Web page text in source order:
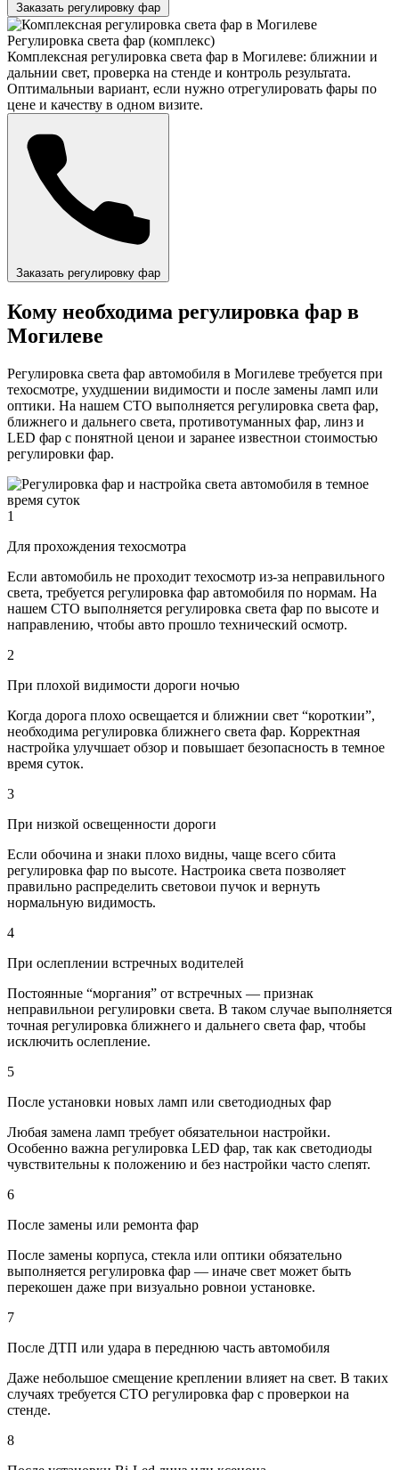
Заказать регулировку фар
Регулировка света фар (комплекс)
Комплексная регулировка света фар в Могилеве: ближнии и
дальнии свет, проверка на стенде и контроль результата.
Оптимальныи вариант, если нужно отрегулировать фары по
цене и качеству в одном визите.
Заказать регулировку фар
Кому необходима регулировка фар в
Могилеве
Регулировка света фар автомобиля в Могилеве требуется при
техосмотре, ухудшении видимости и после замены ламп или
оптики. На нашем СТО выполняется регулировка света фар,
ближнего и дальнего света, противотуманных фар, линз и
LED фар с понятной ценои и заранее известнои стоимостью
регулировки фар.
1
Для прохождения техосмотра
Если автомобиль не проходит техосмотр из-за неправильного
света, требуется регулировка фар автомобиля по нормам. На
нашем СТО выполняется регулировка света фар по высоте и
направлению, чтобы авто прошло технический осмотр.
2
При плохой видимости дороги ночью
Когда дорога плохо освещается и ближнии свет “короткии”,
необходима регулировка ближнего света фар. Корректная
настройка улучшает обзор и повышает безопасность в темное
время суток.
3
При низкой освещенности дороги
Если обочина и знаки плохо видны, чаще всего сбита
регулировка фар по высоте. Настроика света позволяет
правильно распределить световои пучок и вернуть
нормальную видимость.
4
При ослеплении встречных водителей
Постоянные “моргания” от встречных — признак
неправильнои регулировки света. В таком случае выполняется
точная регулировка ближнего и дальнего света фар, чтобы
исключить ослепление.
5
После установки новых ламп или светодиодных фар
Любая замена ламп требует обязательнои настройки.
Особенно важна регулировка LED фар, так как светодиоды
чувствительны к положению и без настройки часто слепят.
6
После замены или ремонта фар
После замены корпуса, стекла или оптики обязательно
выполняется регулировка фар — иначе свет может быть
перекошен даже при визуально ровнои установке.
7
После ДТП или удара в переднюю часть автомобиля
Даже небольшое смещение креплении влияет на свет. В таких
случаях требуется СТО регулировка фар с проверкои на
стенде.
8